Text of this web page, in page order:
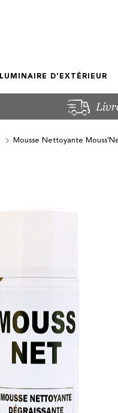
LUMINAIRE D'EXTÉRIEUR
Mousse Nettoyante